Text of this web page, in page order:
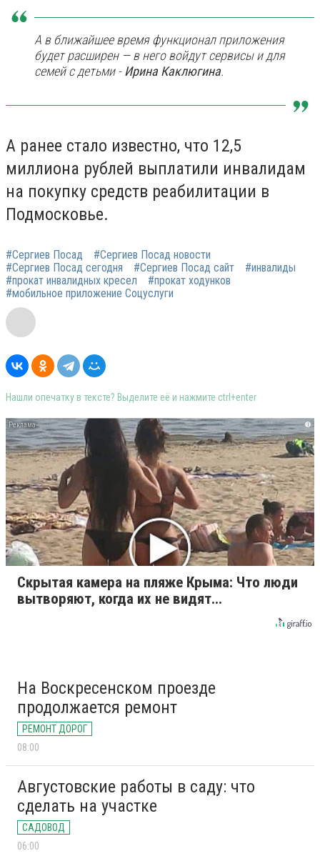
А в ближайшее время функционал приложения
будет расширен — в него войдут сервисы и для
семей с детьми -Ирина Каклюгина.
А ранее стало известно, что 12,5
миллиона рублей выплатили инвалидам
на покупку средств реабилитации в
Подмосковье.
#Сергиев Посад
#Сергиев Посад новости
#Сергиев Посад сегодня
#Сергиев Посад сайт
#инвалиды
#прокат инвалидных кресел
#прокат ходунков
#мобильное приложение Соцуслуги
Нашли опечатку в тексте? Выделите её и нажмите ctrl+enter
i
Скрытая камера на пляже Крыма: Что люди
вытворяют, когда их не видят...
На Воскресенском проезде
продолжается ремонт
РЕМОНТ ДОРОГ
08:00
Августовские работы в саду: что
сделать на участке
САДОВОД
06:00